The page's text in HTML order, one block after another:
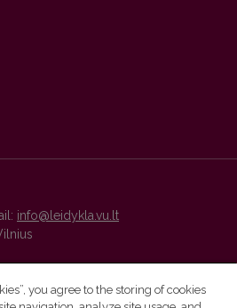
info@leidykla.vu.lt
you agree to the storing of cookies